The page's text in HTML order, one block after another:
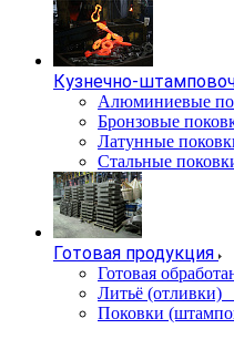
Кузнечно-
Алюминиевые
Бронзовые
Латунные
Стальные
Готовая продукция
Готовая
Литьё (отливки)
Поковки